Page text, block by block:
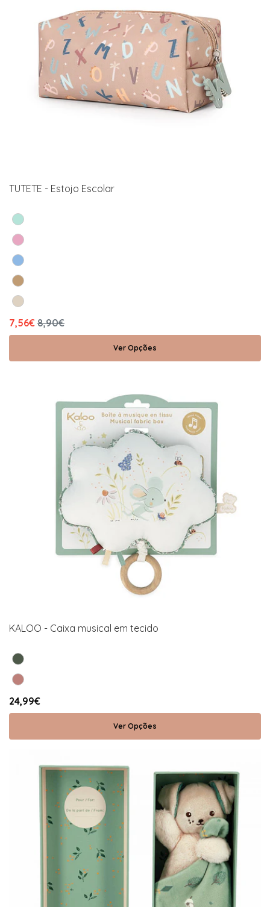
TUTETE - Estojo Escolar
7,56€ 8,90€
Ver Opções
KALOO - Caixa musical em tecido
24,99€
Ver Opções